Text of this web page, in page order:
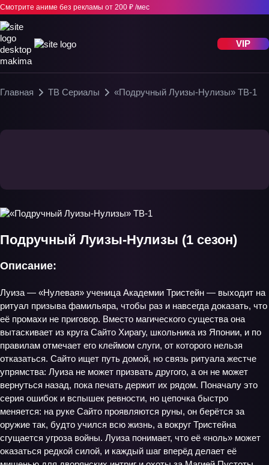
Смотрите аниме без рекламы от 200 ₽ /мес
VIP
Главная ТВ Сериалы «Подручный Луизы-Нулизы» ТВ-1
Подручный Луизы-Нулизы (1 сезон)
Описание:
Луиза — «Нулевая» ученица Академии Тристейн — выходит на
ритуал призыва фамильяра, чтобы раз и навсегда доказать, что
её промахи не приговор. Вместо магического существа она
вытаскивает из круга Сайто Хирагу, школьника из Японии, и по
правилам отмечает его клеймом слуги, от которого нельзя
отказаться. Сайто ищет путь домой, но связь ритуала жестче
упрямства: Луиза не может призвать другого, а он не может
вернуться назад, пока печать держит их рядом. Поначалу это
серия ошибок и вспышек ревности, но цепочка быстро
меняется: на руке Сайто проявляются руны, он берётся за
оружие так, будто учился всю жизнь, а вокруг Тристейна
сгущается угроза войны. Луиза понимает, что её «ноль» может
оказаться редкой силой, и каждый шаг вперёд делает её